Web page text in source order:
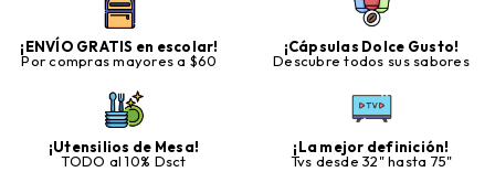
¡ENVÍO GRATIS en escolar!
Por compras mayores a $60
¡Cápsulas Dolce Gusto!
Descubre todos sus sabores
¡Utensilios de Mesa!
TODO al 10% Dsct
¡La mejor definición!
Tvs desde 32" hasta 75"